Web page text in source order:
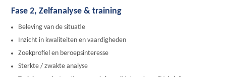
Fase 2, Zelfanalyse & training
Beleving van de situatie
Inzicht in kwaliteiten en vaardigheden
Zoekprofiel en beroepsinteresse
Sterkte / zwakte analyse